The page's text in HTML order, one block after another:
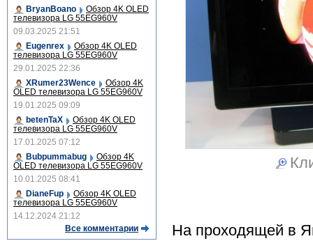
На проходящей в
BryanBoano
Обзор 4K OLED
телевизора LG 55EG960V
09.03.2025 21:51
Eugenrex
Обзор 4K OLED
телевизора LG 55EG960V
29.01.2025 22:36
XRumer23Wence
Обзор 4K
OLED телевизора LG 55EG960V
19.01.2025 09:09
betenTaX
Обзор 4K OLED
телевизора LG 55EG960V
17.01.2025 07:12
Bubpummabug
Обзор 4K
OLED телевизора LG 55EG960V
10.01.2025 08:41
DianeFup
Обзор 4K OLED
телевизора LG 55EG960V
14.12.2024 21:12
Все комментарии